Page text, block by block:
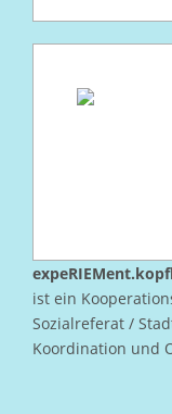
ist ein
Sozialreferat /
Koordination und